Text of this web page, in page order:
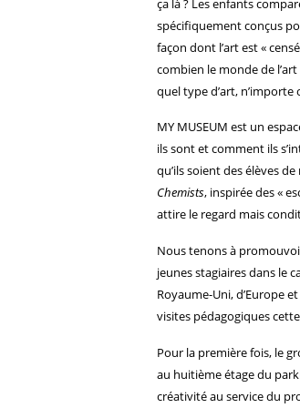
ça là ? Les enfants
spécifiquement conçus
façon dont l’art est «
combien le monde de
quel type d’art, n’importe
MY MUSEUM est un
ils sont et comment ils
qu’ils soient des élèves
Chemists, inspirée des «
attire le regard mais
Nous tenons à
jeunes stagiaires dans le
Royaume-Uni, d’Europe
visites pédagogiques
Pour la première fois, le
au huitième étage du
créativité au service du